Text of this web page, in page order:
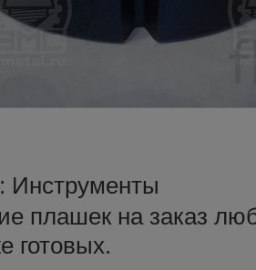
Инструменты
плашек на заказ
готовых.